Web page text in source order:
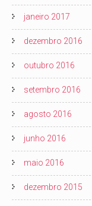
janeiro 2017
dezembro 2016
outubro 2016
setembro 2016
agosto 2016
junho 2016
maio 2016
dezembro 2015